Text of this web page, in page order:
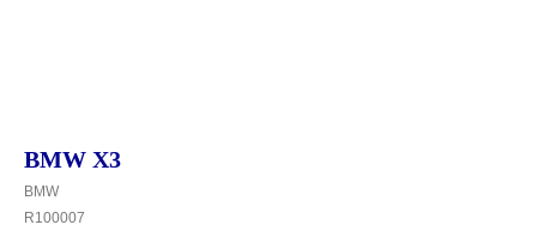
BMW X3
BMW
R100007